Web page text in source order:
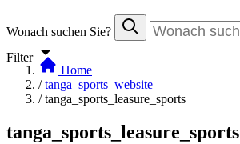
Wonach suchen Sie?
Filter
Home
/ tanga_sports_website
/ tanga_sports_leasure_sports
tanga_sports_leasure_sports